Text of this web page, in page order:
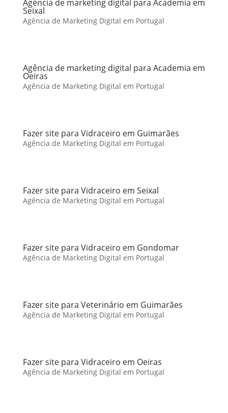
Agência de marketing digital para Academia em
Seixal
Agência de Marketing Digital em Portugal
Agência de marketing digital para Academia em
Oeiras
Agência de Marketing Digital em Portugal
Fazer site para Vidraceiro em Guimarães
Agência de Marketing Digital em Portugal
Fazer site para Vidraceiro em Seixal
Agência de Marketing Digital em Portugal
Fazer site para Vidraceiro em Gondomar
Agência de Marketing Digital em Portugal
Fazer site para Veterinário em Guimarães
Agência de Marketing Digital em Portugal
Fazer site para Vidraceiro em Oeiras
Agência de Marketing Digital em Portugal